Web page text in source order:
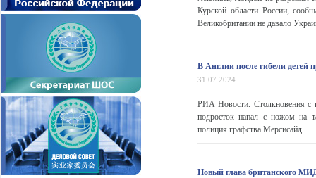
Курской области России,
Великобритании не давало
В Англии после гибели детей
31.07.2024
РИА Новости. Столкновения с
подросток напал с ножом на
полиция графства Мерсисайд.
Новый глава британского